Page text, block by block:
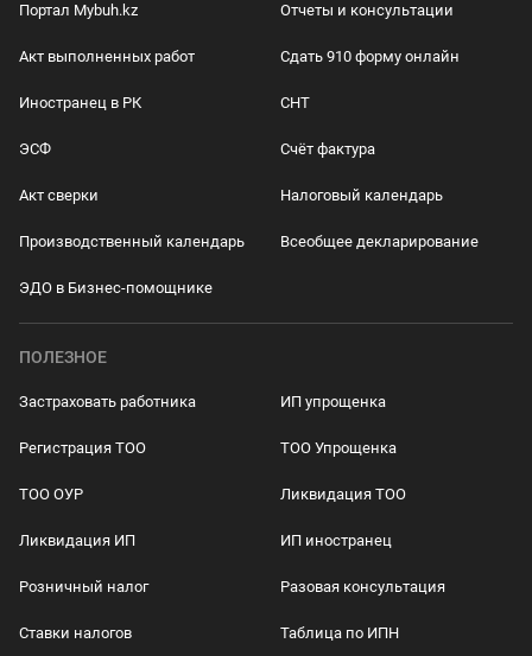
Портал Mybuh.kz Отчеты и консультации
Акт выполненных работ Сдать 910 форму онлайн
Иностранец в РК СНТ
ЭСФ Счёт фактура
Акт сверки Налоговый календарь
Производственный календарь Всеобщее декларирование
ЭДО в Бизнес-помощнике
ПОЛЕЗНОЕ
Застраховать работника ИП упрощенка
Регистрация ТОО ТОО Упрощенка
ТОО ОУР Ликвидация ТОО
Ликвидация ИП ИП иностранец
Розничный налог Разовая консультация
Ставки налогов Таблица по ИПН